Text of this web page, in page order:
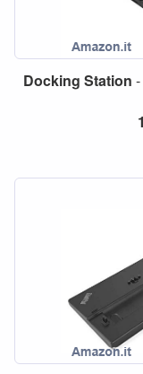
Docking Station -